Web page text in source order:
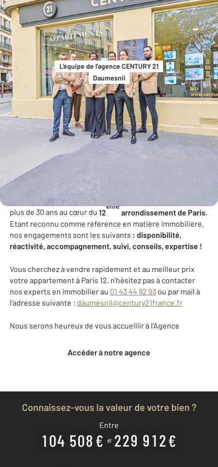
L'équipe de l'agence CENTURY 21
Daumesnil
Agence immobilière à Paris 12
L'agence CENTURY 21 Daumesnil
est implantée depuis
plus de 30 ans au cœur du 12
ème
arrondissement de Paris.
Etant reconnu comme référence en matière immobilière,
nos engagements sont les suivants : disponibilité,
réactivité, accompagnement, suivi, conseils, expertise !
Vous cherchez à vendre rapidement et au meilleur prix
votre appartement à Paris 12, n'hésitez pas à contacter
nos experts en immobilier au 01 43 44 92 93 ou par mail à
l’adresse suivante : daumesnil@century21france.fr
Nous serons heureux de vous accueillir à l’Agence
Accéder à notre agence
Connaissez-vous la valeur de votre bien ?
Entre